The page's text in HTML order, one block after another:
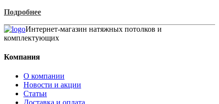
Подробнее
Интернет-магазин натяжных потолков и
комплектующих
Компания
О компании
Новости и акции
Статьи